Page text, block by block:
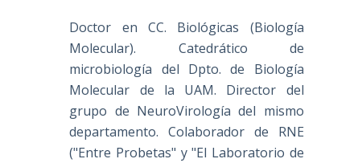
Doctor en CC. Biológicas (Biología
Molecular). Catedrático de
microbiología del Dpto. de Biología
Molecular de la UAM. Director del
grupo de NeuroVirología del mismo
departamento. Colaborador de RNE
("Entre Probetas" y "El Laboratorio de